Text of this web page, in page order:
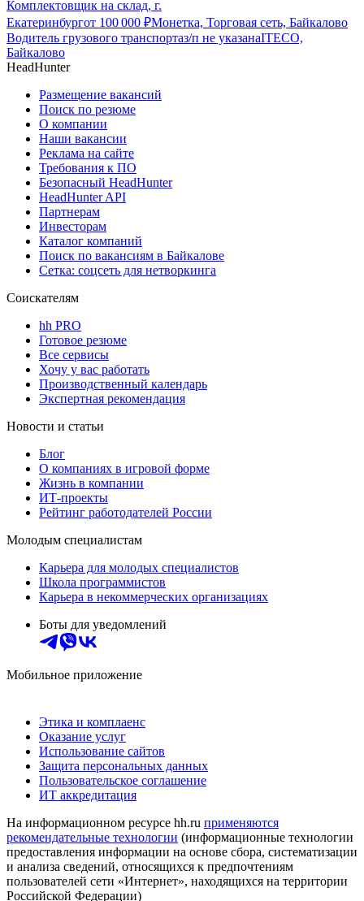
Комплектовщик на склад, г.
Екатеринбургот 100 000 ₽Монетка, Торговая сеть, Байкалово
Водитель грузового транспортаз/п не указанаITECO,
Байкалово
HeadHunter
Размещение вакансий
Поиск по резюме
О компании
Наши вакансии
Реклама на сайте
Требования к ПО
Безопасный HeadHunter
HeadHunter API
Партнерам
Инвесторам
Каталог компаний
Поиск по вакансиям в Байкалове
Сетка: соцсеть для нетворкинга
Соискателям
hh PRO
Готовое резюме
Все сервисы
Хочу у вас работать
Производственный календарь
Экспертная рекомендация
Новости и статьи
Блог
О компаниях в игровой форме
Жизнь в компании
ИТ-проекты
Рейтинг работодателей России
Молодым специалистам
Карьера для молодых специалистов
Школа программистов
Карьера в некоммерческих организациях
Боты для уведомлений
Мобильное приложение
Этика и комплаенс
Оказание услуг
Использование сайтов
Защита персональных данных
Пользовательское соглашение
ИТ аккредитация
На информационном ресурсе hh.ru применяются
рекомендательные технологии (информационные технологии
предоставления информации на основе сбора, систематизации
и анализа сведений, относящихся к предпочтениям
пользователей сети «Интернет», находящихся на территории
Российской Федерации)